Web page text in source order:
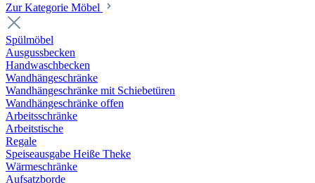
Zur Kategorie Möbel
Spülmöbel
Ausgussbecken
Handwaschbecken
Wandhängeschränke
Wandhängeschränke mit Schiebetüren
Wandhängeschränke offen
Arbeitsschränke
Arbeitstische
Regale
Speiseausgabe Heiße Theke
Wärmeschränke
Aufsatzborde